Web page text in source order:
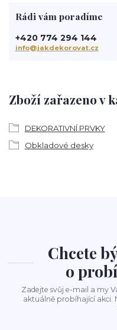
Zboží zařazeno v
DEKORATIVNÍ PRVKY
Obkladové desky
Rádi vám poradíme
+420 774 294 144
info@jakdekorovat.cz
Chcete
o
Zadejte svůj e-mail a my
aktuálně probíhající akci.